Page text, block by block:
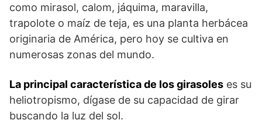
como mirasol, calom, jáquima, maravilla,
trapolote o maíz de teja, es una planta herbácea
originaria de América, pero hoy se cultiva en
numerosas zonas del mundo.
La principal característica de los girasoles es su
heliotropismo, dígase de su capacidad de girar
buscando la luz del sol.